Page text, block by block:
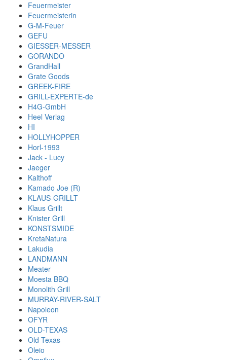
Feuermeister
Feuermeisterin
G-M-Feuer
GEFU
GIESSER-MESSER
GORANDO
GrandHall
Grate Goods
GREEK-FIRE
GRILL-EXPERTE-de
H4G-GmbH
Heel Verlag
HI
HOLLYHOPPER
Horl-1993
Jack - Lucy
Jaeger
Kalthoff
Kamado Joe (R)
KLAUS-GRILLT
Klaus Grillt
Knister Grill
KONSTSMIDE
KretaNatura
Lakudia
LANDMANN
Meater
Moesta BBQ
Monolith Grill
MURRAY-RIVER-SALT
Napoleon
OFYR
OLD-TEXAS
Old Texas
Oleio